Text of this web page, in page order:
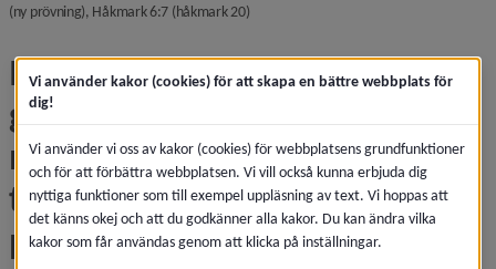
(ny prövning), Håkmark 6:7 (håkmark 20)nivå i brödsmulenavigeringen
Meddelande om beslut
gällande bygglov för
nybyggnad av
transformatorstation (ny
prövning), Håkmark 6:7
Vi använder kakor (cookies) för att skapa en bättre webbplats för
dig!
Vi använder vi oss av kakor (cookies) för webbplatsens grundfunktioner
och för att förbättra webbplatsen. Vi vill också kunna erbjuda dig
nyttiga funktioner som till exempel uppläsning av text. Vi hoppas att
det känns okej och att du godkänner alla kakor. Du kan ändra vilka
kakor som får användas genom att klicka på inställningar.